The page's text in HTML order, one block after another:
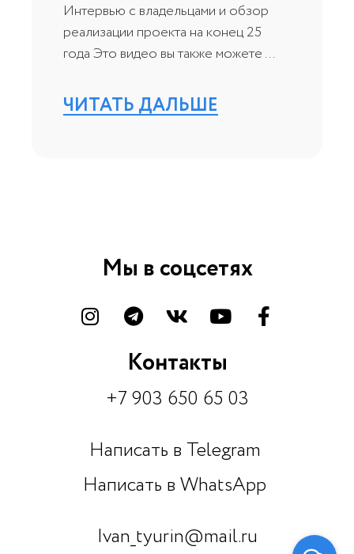
Интервью с владельцами и обзор
реализации проекта на конец 25
года Это видео вы также можете ...
ЧИТАТЬ ДАЛЬШЕ
Мы в соцсетях
Контакты
+7 903 650 65 03
Написать в Telegram
Написать в WhatsApp
Ivan_tyurin@mail.ru